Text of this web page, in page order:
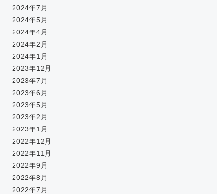
2024年7月
2024年5月
2024年4月
2024年2月
2024年1月
2023年12月
2023年7月
2023年6月
2023年5月
2023年2月
2023年1月
2022年12月
2022年11月
2022年9月
2022年8月
2022年7月